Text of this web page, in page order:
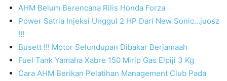
AHM Belum Berencana Rilis Honda Forza
Power Satria Injeksi Unggul 2 HP Dari New Sonic…juosz
!!!
Busett !!! Motor Selundupan Dibakar Berjamaah
Fuel Tank Yamaha Xabre 150 Mirip Gas Elpiji 3 Kg
Cara AHM Berikan Pelatihan Management Club Pada